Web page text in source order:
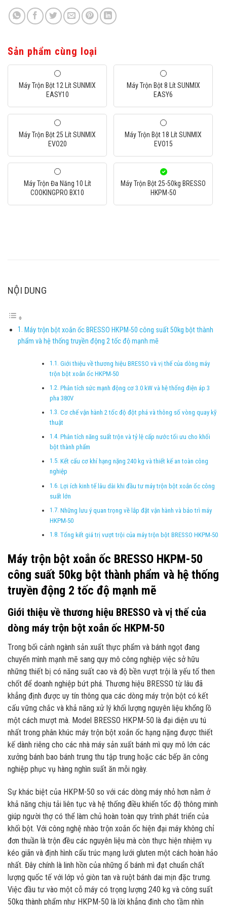
Sản phẩm cùng loại
Máy Trộn Bột 12 Lít SUNMIX
EASY10
Máy Trộn Bột 8 Lít SUNMIX
EASY6
Máy Trộn Bột 25 Lít SUNMIX
EVO20
Máy Trộn Bột 18 Lít SUNMIX
EVO15
Máy Trộn Đa Năng 10 Lít
COOKINGPRO BX10
Máy Trộn Bột 25-50kg BRESSO
HKPM-50
NỘI DUNG
Máy trộn bột xoắn ốc BRESSO HKPM-50 công suất 50kg bột thành
phẩm và hệ thống truyền động 2 tốc độ mạnh mẽ
Giới thiệu về thương hiệu BRESSO và vị thế của dòng máy
trộn bột xoắn ốc HKPM-50
Phân tích sức mạnh động cơ 3.0 kW và hệ thống điện áp 3
pha 380V
Cơ chế vận hành 2 tốc độ đột phá và thông số vòng quay kỹ
thuật
Phân tích năng suất trộn và tỷ lệ cấp nước tối ưu cho khối
bột thành phẩm
Kết cấu cơ khí hạng nặng 240 kg và thiết kế an toàn công
nghiệp
Lợi ích kinh tế lâu dài khi đầu tư máy trộn bột xoắn ốc công
suất lớn
Những lưu ý quan trọng về lắp đặt vận hành và bảo trì máy
HKPM-50
Tổng kết giá trị vượt trội của máy trộn bột BRESSO HKPM-50
Máy trộn bột xoắn ốc BRESSO HKPM-50
công suất 50kg bột thành phẩm và hệ thống
truyền động 2 tốc độ mạnh mẽ
Giới thiệu về thương hiệu BRESSO và vị thế của
dòng máy trộn bột xoắn ốc HKPM-50
Trong bối cảnh ngành sản xuất thực phẩm và bánh ngọt đang
chuyển mình mạnh mẽ sang quy mô công nghiệp việc sở hữu
những thiết bị có năng suất cao và độ bền vượt trội là yếu tố then
chốt để doanh nghiệp bứt phá. Thương hiệu BRESSO từ lâu đã
khẳng định được uy tín thông qua các dòng máy trộn bột có kết
cấu vững chắc và khả năng xử lý khối lượng nguyên liệu khổng lồ
một cách mượt mà. Model BRESSO HKPM-50 là đại diện ưu tú
nhất trong phân khúc máy trộn bột xoắn ốc hạng nặng được thiết
kế dành riêng cho các nhà máy sản xuất bánh mì quy mô lớn các
xưởng bánh bao bánh trung thu tập trung hoặc các bếp ăn công
nghiệp phục vụ hàng nghìn suất ăn mỗi ngày.
Sự khác biệt của HKPM-50 so với các dòng máy nhỏ hơn nằm ở
khả năng chịu tải liên tục và hệ thống điều khiển tốc độ thông minh
giúp người thợ có thể làm chủ hoàn toàn quy trình phát triển của
khối bột. Với công nghệ nhào trộn xoắn ốc hiện đại máy không chỉ
đơn thuần là trộn đều các nguyên liệu mà còn thực hiện nhiệm vụ
kéo giãn và định hình cấu trúc mạng lưới gluten một cách hoàn hảo
nhất. Đây chính là linh hồn của những ổ bánh mì đạt chuẩn chất
lượng quốc tế với lớp vỏ giòn tan và ruột bánh dai mịn đặc trưng.
Việc đầu tư vào một cỗ máy có trọng lượng 240 kg và công suất
50kg thành phẩm như HKPM-50 là lời khẳng định cho tầm nhìn